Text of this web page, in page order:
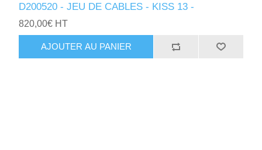
D200520 - JEU DE CABLES - KISS 13 -
820,00€ HT
AJOUTER AU PANIER